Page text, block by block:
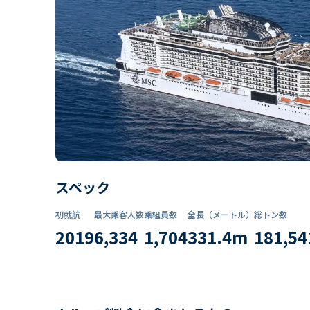
スペック
初就航
2019
最大乗客人数
6,334
乗組員数​
1,704
全長（メートル）
331.4m
総トン数​